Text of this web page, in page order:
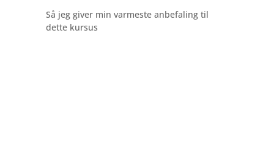
Så jeg giver min varmeste anbefaling til
dette kursus